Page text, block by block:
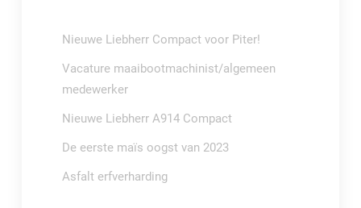
Nieuwe Liebherr Compact voor Piter!
Vacature maaibootmachinist/algemeen
medewerker
Nieuwe Liebherr A914 Compact
De eerste maïs oogst van 2023
Asfalt erfverharding